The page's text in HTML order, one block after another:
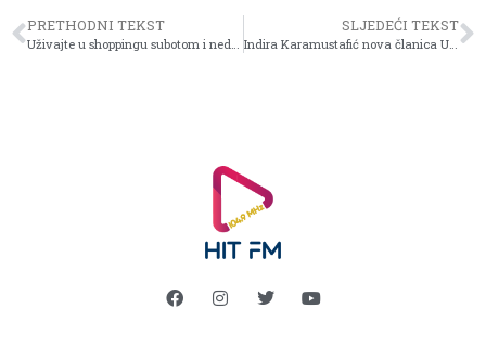
PRETHODNI TEKST
Uživajte u shoppingu subotom i nedjeljom uz Mastercard® karticu Intesa Sanpaolo Banke
SLJEDEĆI TEKST
Indira Karamustafić nova članica Uprave Intesa Sanpaolo Banke